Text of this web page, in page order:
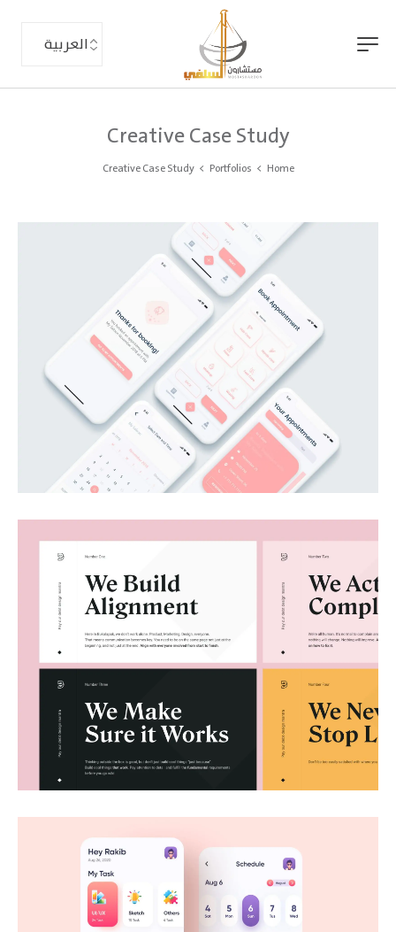
Creative Case Study
Home
>
Portfolios
>
Creative Case Study